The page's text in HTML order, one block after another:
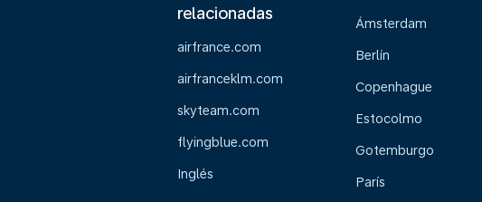
relacionadas
airfrance.com
airfranceklm.com
skyteam.com
flyingblue.com
Inglés
Ámsterdam
Berlín
Copenhague
Estocolmo
Gotemburgo
París